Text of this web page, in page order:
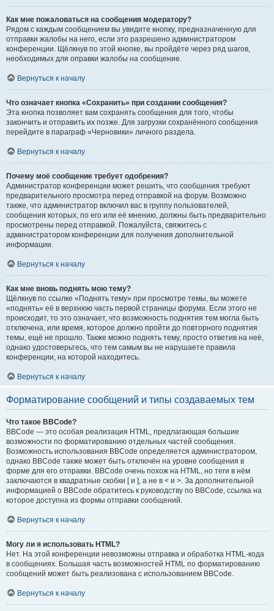
Как мне пожаловаться на сообщения модератору?
Рядом с каждым сообщением вы увидите кнопку, предназначенную для
отправки жалобы на него, если это разрешено администратором
конференции. Щёлкнув по этой кнопке, вы пройдёте через ряд шагов,
необходимых для оправки жалобы на сообщение.
Вернуться к началу
Что означает кнопка «Сохранить» при создании сообщения?
Эта кнопка позволяет вам сохранять сообщения для того, чтобы
закончить и отправить их позже. Для загрузки сохранённого сообщения
перейдите в параграф «Черновики» личного раздела.
Вернуться к началу
Почему моё сообщение требует одобрения?
Администратор конференции может решить, что сообщения требуют
предварительного просмотра перед отправкой на форум. Возможно
также, что администратор включил вас в группу пользователей,
сообщения которых, по его или её мнению, должны быть предварительно
просмотрены перед отправкой. Пожалуйста, свяжитесь с
администратором конференции для получения дополнительной
информации.
Вернуться к началу
Как мне вновь поднять мою тему?
Щёлкнув по ссылке «Поднять тему» при просмотре темы, вы можете
«поднять» её в верхнюю часть первой страницы форума. Если этого не
происходит, то это означает, что возможность поднятия тем могла быть
отключена, или время, которое должно пройти до повторного поднятия
темы, ещё не прошло. Также можно поднять тему, просто ответив на неё,
однако удостоверьтесь, что тем самым вы не нарушаете правила
конференции, на которой находитесь.
Вернуться к началу
Форматирование сообщений и типы создаваемых тем
Что такое BBCode?
BBCode — это особая реализация HTML, предлагающая большие
возможности по форматированию отдельных частей сообщения.
Возможность использования BBCode определяется администратором,
однако BBCode также может быть отключён на уровне сообщения в
форме для его отправки. BBCode очень похож на HTML, но теги в нём
заключаются в квадратные скобки [ и ], а не в < и >. За дополнительной
информацией о BBCode обратитесь к руководству по BBCode, ссылка на
которое доступна из формы отправки сообщений.
Вернуться к началу
Могу ли я использовать HTML?
Нет. На этой конференции невозможны отправка и обработка HTML-кода
в сообщениях. Большая часть возможностей HTML по форматированию
сообщений может быть реализована с использованием BBCode.
Вернуться к началу